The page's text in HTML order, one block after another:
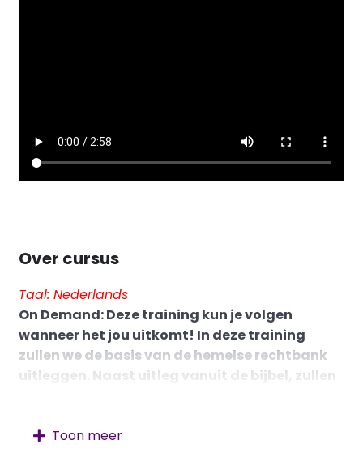
Over cursus
Taal: Nederlands
On Demand: Deze training kun je volgen
wanneer het jou uitkomt! In deze training
zullen we de basis van de hemelse rechtbank
uitleggen. Naast uitleg vanuit de bijbel, zullen
gaan spreken over boekrollen en
Toon meer